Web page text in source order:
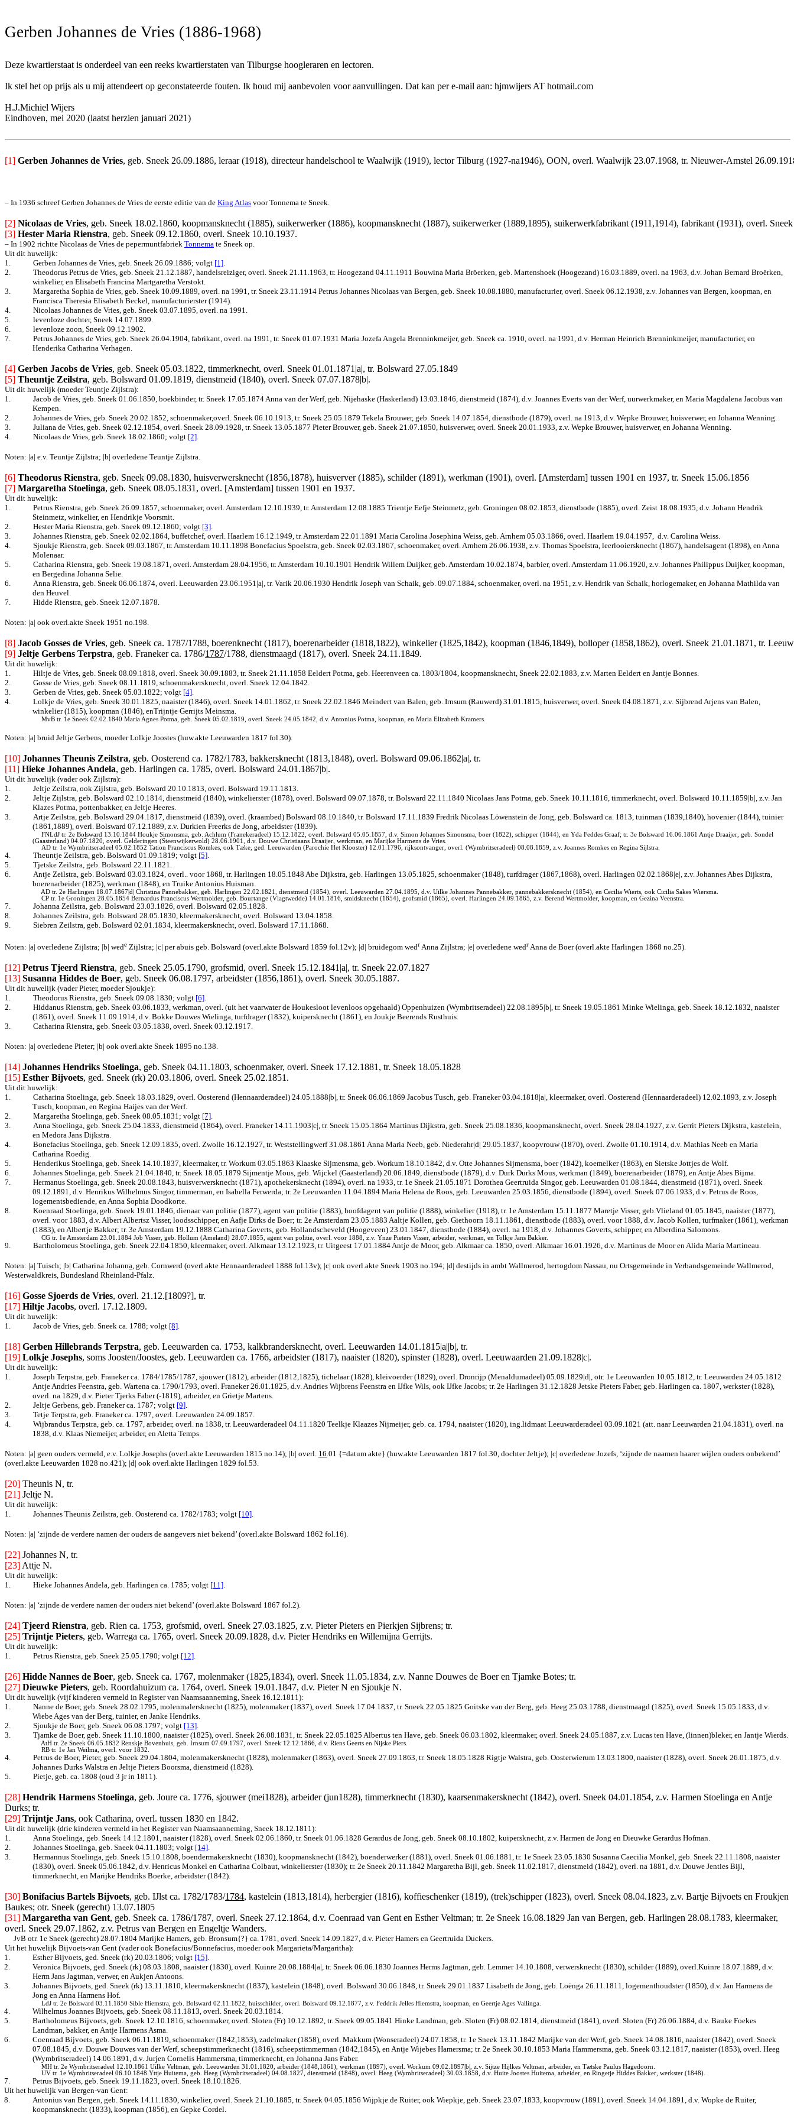
Gerben Johannes de Vries (1886-1968)
Deze kwartierstaat is onderdeel van een reeks kwartierstaten van Tilburgse hoogleraren en lectoren.
Ik stel het op prijs als u mij attendeert op geconstateerde fouten. Ik houd mij aanbevolen voor aanvullingen. Dat kan per e-mail aan: hjmwijers AT hotmail.com
H.J.Michiel Wijers
Eindhoven, mei 2020 (laatst herzien januari 2021)
[1] Gerben Johannes de Vries, geb. Sneek 26.09.1886, leraar (1918), directeur handelschool te Waalwijk (1919), lector Tilburg (1927-na1946), OON, overl. Waalwijk 23.07.1968, tr. Nieuwer-Amstel
– In 1936 schreef Gerben Johannes de Vries de eerste editie van de King Atlas voor Tonnema te Sneek.
[2] Nicolaas de Vries, geb. Sneek 18.02.1860, koopmansknecht (1885), suikerwerker (1886), koopmansknecht (1887), suikerwerker (1889,1895), suikerwerkfabrikant (1911,1914), fabrikant (1931), overl.
[3] Hester Maria Rienstra, geb. Sneek 09.12.1860, overl. Sneek 10.10.1937.
– In 1902 richtte Nicolaas de Vries de pepermuntfabriek Tonnema te Sneek op.
Uit dit huwelijk:
1.
Gerben Johannes de Vries, geb. Sneek 26.09.1886; volgt [1].
2.
Theodorus Petrus de Vries, geb. Sneek 21.12.1887, handelsreiziger, overl. Sneek 21.11.1963, tr. Hoogezand 04.11.1911 Bouwina Maria Bröerken, geb. Martenshoek (Hoogezand) 16.03.1889, overl. na 1963, d.v. Johan Bernard Broërken,
winkelier, en Elisabeth Francina Martgaretha Verstokt.
3.
Margaretha Sophia de Vries, geb. Sneek 10.09.1889, overl. na 1991, tr. Sneek 23.11.1914 Petrus Johannes Nicolaas van Bergen, geb. Sneek 10.08.1880, manufacturier, overl. Sneek 06.12.1938, z.v. Johannes van Bergen, koopman, en
Francisca Theresia Elisabeth Beckel, manufacturierster (1914).
4.
Nicolaas Johannes de Vries, geb. Sneek 03.07.1895, overl. na 1991.
5.
levenloze dochter, Sneek 14.07.1899.
6.
levenloze zoon, Sneek 09.12.1902.
7.
Petrus Johannes de Vries, geb. Sneek 26.04.1904, fabrikant, overl. na 1991, tr. Sneek 01.07.1931 Maria Jozefa Angela Brenninkmeijer, geb. Sneek ca. 1910, overl. na 1991, d.v. Herman Heinrich Brenninkmeijer, manufacturier, en
Henderika Catharina Verhagen.
[4] Gerben Jacobs de Vries, geb. Sneek 05.03.1822, timmerknecht, overl. Sneek 01.01.1871|a|, tr. Bolsward 27.05.1849
[5] Theuntje Zeilstra, geb. Bolsward 01.09.1819, dienstmeid (1840), overl. Sneek 07.07.1878|b|.
Uit dit huwelijk (moeder Teuntje Zijlstra):
1.
Jacob de Vries, geb. Sneek 01.06.1850, boekbinder, tr. Sneek 17.05.1874 Anna van der Werf, geb. Nijehaske (Haskerland) 13.03.1846, dienstmeid (1874), d.v. Joannes Everts van der Werf, uurwerkmaker, en Maria Magdalena Jacobus van
Kempen.
2.
Johannes de Vries, geb. Sneek 20.02.1852, schoenmaker,overl. Sneek 06.10.1913, tr. Sneek 25.05.1879 Tekela Brouwer, geb. Sneek 14.07.1854, dienstbode (1879), overl. na 1913, d.v. Wepke Brouwer, huisverwer, en Johanna Wenning.
3.
Juliana de Vries, geb. Sneek 02.12.1854, overl. Sneek 28.09.1928, tr. Sneek 13.05.1877 Pieter Brouwer, geb. Sneek 21.07.1850, huisverwer, overl. Sneek 20.01.1933, z.v. Wepke Brouwer, huisverwer, en Johanna Wenning.
4.
Nicolaas de Vries, geb. Sneek 18.02.1860; volgt [2].
Noten: |a| e.v. Teuntje Zijlstra; |b| overledene Teuntje Zijlstra.
[6] Theodorus Rienstra, geb. Sneek 09.08.1830, huisverwersknecht (1856,1878), huisverver (1885), schilder (1891), werkman (1901), overl. [Amsterdam] tussen 1901 en 1937, tr. Sneek 15.06.1856
[7] Margaretha Stoelinga, geb. Sneek 08.05.1831, overl. [Amsterdam] tussen 1901 en 1937.
Uit dit huwelijk:
1.
Petrus Rienstra, geb. Sneek 26.09.1857, schoenmaker, overl. Amsterdam 12.10.1939, tr. Amsterdam 12.08.1885 Trientje Eefje Steinmetz, geb. Groningen 08.02.1853, dienstbode (1885), overl. Zeist 18.08.1935, d.v. Johann Hendrik
Steinmetz, winkelier, en Hendrikje Voorsmit.
2.
Hester Maria Rienstra, geb. Sneek 09.12.1860; volgt [3].
3.
Johannes Rienstra, geb. Sneek 02.02.1864, buffetchef, overl. Haarlem 16.12.1949, tr. Amsterdam 22.01.1891 Maria Carolina Josephina Weiss, geb. Arnhem 05.03.1866, overl. Haarlem 19.04.1957, d.v. Carolina Weiss.
4.
Sjoukje Rienstra, geb. Sneek 09.03.1867, tr. Amsterdam 10.11.1898 Bonefacius Spoelstra, geb. Sneek 02.03.1867, schoenmaker, overl. Arnhem 26.06.1938, z.v. Thomas Spoelstra, leerlooiersknecht (1867), handelsagent (1898), en Anna
Molenaar.
5.
Catharina Rienstra, geb. Sneek 19.08.1871, overl. Amsterdam 28.04.1956, tr. Amsterdam 10.10.1901 Hendrik Willem Duijker, geb. Amsterdam 10.02.1874, barbier, overl. Amsterdam 11.06.1920, z.v. Johannes Philippus Duijker, koopman,
en Bergedina Johanna Selie.
6.
Anna Rienstra, geb. Sneek 06.06.1874, overl. Leeuwarden 23.06.1951|a|, tr. Varik 20.06.1930 Hendrik Joseph van Schaik, geb. 09.07.1884, schoenmaker, overl. na 1951, z.v. Hendrik van Schaik, horlogemaker, en Johanna Mathilda van
den Heuvel.
7.
Hidde Rienstra, geb. Sneek 12.07.1878.
Noten: |a| ook overl.akte Sneek 1951 no.198.
[8] Jacob Gosses de Vries, geb. Sneek ca. 1787/1788, boerenknecht (1817), boerenarbeider (1818,1822), winkelier (1825,1842), koopman (1846,1849), bolloper (1858,1862), overl. Sneek 21.01.1871, tr.
[9] Jeltje Gerbens Terpstra, geb. Franeker ca. 1786/1787/1788, dienstmaagd (1817), overl. Sneek 24.11.1849.
Uit dit huwelijk:
1.
Hiltje de Vries, geb. Sneek 08.09.1818, overl. Sneek 30.09.1883, tr. Sneek 21.11.1858 Eeldert Potma, geb. Heerenveen ca. 1803/1804, koopmansknecht, Sneek 22.02.1883, z.v. Marten Eeldert en Jantje Bonnes.
2.
Gosse de Vries, geb. Sneek 08.11.1819, schoenmakersknecht, overl. Sneek 12.04.1842.
3.
Gerben de Vries, geb. Sneek 05.03.1822; volgt [4].
4.
Lolkje de Vries, geb. Sneek 30.01.1825, naaister (1846), overl. Sneek 14.01.1862, tr. Sneek 22.02.1846 Meindert van Balen, geb. Irnsum (Rauwerd) 31.01.1815, huisverwer, overl. Sneek 04.08.1871, z.v. Sijbrend Arjens van Balen,
winkelier (1815), koopman (1846), enTrijntje Gerrijts Meinsma.
MvB tr. 1e Sneek 02.02.1840 Maria Agnes Potma, geb. Sneek 05.02.1819, overl. Sneek 24.05.1842, d.v. Antonius Potma, koopman, en Maria Elizabeth Kramers.
Noten: |a| bruid Jeltje Gerbens, moeder Lolkje Joostes (huw.akte Leeuwarden 1817 fol.30).
[10] Johannes Theunis Zeilstra, geb. Oosterend ca. 1782/1783, bakkersknecht (1813,1848), overl. Bolsward 09.06.1862|a|, tr.
[11] Hieke Johannes Andela, geb. Harlingen ca. 1785, overl. Bolsward 24.01.1867|b|.
Uit dit huwelijk (vader ook Zijlstra):
1.
Jeltje Zeilstra, ook Zijlstra, geb. Bolsward 20.10.1813, overl. Bolsward 19.11.1813.
2.
Jeltje Zijlstra, geb. Bolsward 02.10.1814, dienstmeid (1840), winkelierster (1878), overl. Bolsward 09.07.1878, tr. Bolsward 22.11.1840 Nicolaas Jans Potma, geb. Sneek 10.11.1816, timmerknecht, overl. Bolsward 10.11.1859|b|, z.v. Jan
Klazes Potma, pottenbakker, en Jeltje Heeres.
3.
Artje Zeilstra, geb. Bolsward 29.04.1817, dienstmeid (1839), overl. (kraambed) Bolsward 08.10.1840, tr. Bolsward 17.11.1839 Fredrik Nicolaas Löwenstein de Jong, geb. Bolsward ca. 1813, tuinman (1839,1840), hovenier (1844), tuinier
(1861,1889), overl. Bolsward 07.12.1889, z.v. Durkien Freerks de Jong, arbeidster (1839).
FNLdJ tr. 2e Bolsward 13.10.1844 Houkje Simonsma, geb. Achlum (Franekeradeel) 15.12.1822, overl. Bolsward 05.05.1857, d.v. Simon Johannes Simonsma, boer (1822), schipper (1844), en Yda Feddes Graaf; tr. 3e Bolsward 16.06.1861 Antje Draaijer, geb. Sondel
(Gaasterland) 04.07.1820, overl. Gelderingen (Steenwijkerwold) 28.06.1901, d.v. Douwe Christiaans Draaijer, werkman, en Marijke Harmens de Vries.
AD tr. 1e Wymbritseradeel 05.02.1852 Tation Franciscus Romkes, ook Tæke, ged.Leeuwarden (Parochie Het Klooster) 12.01.1796, rijksontvanger, overl. (Wymbritseradeel) 08.08.1859, z.v. Joannes Romkes en Regina Sijlstra.
4. Theuntje Zeilstra, geb. Bolsward 01.09.1819; volgt [5].
5.
Tjetske Zeilstra, geb. Bolsward 22.11.1821.
6.
Antje Zeilstra, geb. Bolsward 03.03.1824, overl.. voor 1868, tr. Harlingen 18.05.1848 Abe Dijkstra, geb. Harlingen 13.05.1825, schoenmaker (1848), turfdrager (1867,1868), overl. Harlingen 02.02.1868|e|, z.v. Johannes Abes Dijkstra,
boerenarbeider (1825), werkman (1848), en Truike Antonius Huisman.
AD tr. 2e Harlingen 18.07.1867|d| Christina Pannebakker, geb. Harlingen 22.02.1821, dienstmeid (1854), overl. Leeuwarden 27.04.1895, d.v. Uilke Johannes Pannebakker, pannebakkersknecht (1854), en Cecilia Wierts, ook Cicilia Sakes Wiersma.
CP tr. 1e Groningen 28.05.1854 Bernardus Franciscus Wertmolder, geb. Bourtange (Vlagtwedde) 14.01.1816, smidsknecht (1854), grofsmid (1865), overl. Harlingen 24.09.1865, z.v. Berend Wertmolder, koopman, en Gezina Veenstra.
7. Johanna Zeilstra, geb. Bolsward 23.03.1826, overl. Bolsward 02.05.1828.
8.
Johannes Zeilstra, geb. Bolsward 28.05.1830, kleermakersknecht, overl. Bolsward 13.04.1858.
9.
Siebren Zeilstra, geb. Bolsward 02.01.1834, kleermakersknecht, overl. Bolsward 17.11.1868.
Noten: |a| overledene Zijlstra; |b| wede Zijlstra; |c| per abuis geb. Bolsward (overl.akte Bolsward 1859 fol.12v); |d| bruidegom wedrAnna Zijlstra; |e| overledene wedrAnna de Boer (overl.akte Harlingen 1868 no.25).
[12] Petrus Tjeerd Rienstra, geb. Sneek 25.05.1790, grofsmid, overl. Sneek 15.12.1841|a|, tr. Sneek 22.07.1827
[13] Susanna Hiddes de Boer, geb. Sneek 06.08.1797, arbeidster (1856,1861), overl. Sneek 30.05.1887.
Uit dit huwelijk (vader Pieter, moeder Sjoukje):
1.
Theodorus Rienstra, geb. Sneek 09.08.1830; volgt [6].
2.
Hiddanus Rienstra, geb. Sneek 03.06.1833, werkman, overl. (uit het vaarwater de Houkesloot levenloos opgehaald) Oppenhuizen (Wymbritseradeel) 22.08.1895|b|, tr. Sneek 19.05.1861 Minke Wielinga, geb. Sneek 18.12.1832, naaister
(1861), overl. Sneek 11.09.1914, d.v. Bokke Douwes Wielinga, turfdrager (1832), kuipersknecht (1861), en Joukje Beerends Rusthuis.
3.
Catharina Rienstra, geb. Sneek 03.05.1838, overl. Sneek 03.12.1917.
Noten: |a| overledene Pieter; |b| ook overl.akte Sneek 1895 no.138.
[14] Johannes Hendriks Stoelinga, geb. Sneek 04.11.1803, schoenmaker, overl. Sneek 17.12.1881, tr. Sneek 18.05.1828
[15] Esther Bijvoets, ged. Sneek (rk) 20.03.1806, overl. Sneek 25.02.1851.
Uit dit huwelijk:
1.
Catharina Stoelinga, geb. Sneek 18.03.1829, overl. Oosterend (Hennaarderadeel) 24.05.1888|b|, tr. Sneek 06.06.1869 Jacobus Tusch, geb. Franeker 03.04.1818|a|, kleermaker, overl. Oosterend (Hennaarderadeel) 12.02.1893, z.v. Joseph
Tusch, koopman, en Regina Haijes van der Werf.
2.
Margaretha Stoelinga, geb. Sneek 08.05.1831; volgt [7].
3.
Anna Stoelinga, geb. Sneek 25.04.1833, dienstmeid (1864), overl. Franeker 14.11.1903|c|, tr. Sneek 15.05.1864 Martinus Dijkstra, geb. Sneek 25.08.1836, koopmansknecht, overl. Sneek 28.04.1927, z.v. Gerrit Pieters Dijkstra, kastelein,
en Medora Jans Dijkstra.
4.
Bonefacius Stoelinga, geb. Sneek 12.09.1835, overl. Zwolle 16.12.1927, tr. Weststellingwerf 31.08.1861 Anna Maria Neeb, geb. Niederahr|d| 29.05.1837, koopvrouw (1870), overl. Zwolle 01.10.1914, d.v. Mathias Neeb en Maria
Catharina Roedig.
5.
Henderikus Stoelinga, geb. Sneek 14.10.1837, kleermaker, tr. Workum 03.05.1863 Klaaske Sijmensma, geb. Workum 18.10.1842, d.v. Otte Johannes Sijmensma, boer (1842), koemelker (1863), en Sietske Jottjes de Wolf.
6.
Johannes Stoelinga, geb. Sneek 21.04.1840, tr. Sneek 18.05.1879 Sijmentje Mous, geb. Wijckel (Gaasterland) 20.06.1849, dienstbode (1879), d.v. Durk Durks Mous, werkman (1849), boerenarbeider (1879), en Antje Abes Bijma.
7.
Hermanus Stoelinga, geb. Sneek 20.08.1843, huisverwersknecht (1871), apothekersknecht (1894), overl. na 1933, tr. 1e Sneek 21.05.1871 Dorothea Geertruida Singor, geb. Leeuwarden 01.08.1844, dienstmeid (1871), overl. Sneek
09.12.1891, d.v. Henrikus Wilhelmus Singor, timmerman, en Isabella Ferwerda; tr. 2e Leeuwarden 11.04.1894 Maria Helena de Roos, geb. Leeuwarden 25.03.1856, dienstbode (1894), overl. Sneek 07.06.1933, d.v. Petrus de Roos,
logementsbediende, en Anna Sophia Doodkorte.
8.
Koenraad Stoelinga, geb. Sneek 19.01.1846, dienaar van politie (1877), agent van politie (1883), hoofdagent van politie (1888), winkelier (1918), tr. 1e Amsterdam 15.11.1877 Maretje Visser, geb.Vlieland 01.05.1845, naaister (1877),
overl. voor 1883, d.v. Albert Albertsz Visser, loodsschipper, en Aafje Dirks de Boer; tr. 2e Amsterdam 23.05.1883 Aaltje Kollen, geb. Giethoorn 18.11.1861, dienstbode (1883), overl. voor 1888, d.v. Jacob Kollen, turfmaker (1861), werkman
(1883), en Albertje Bakker; tr. 3e Amsterdam 19.12.1888 Catharina Goverts, geb. Hollandscheveld (Hoogeveen) 23.01.1847, dienstbode (1884), overl. na 1918, d.v. Johannes Goverts, schipper, en Alberdina Salomons.
CG tr. 1e Amsterdam 23.01.1884 Job Visser, geb. Hollum (Ameland) 28.07.1855, agent van politie, overl. voor 1888, z.v. Ynze Pieters Visser, arbeider, werkman, en Tolkje Jans Bakker.
9. Bartholomeus Stoelinga, geb. Sneek 22.04.1850, kleermaker, overl. Alkmaar 13.12.1923, tr. Uitgeest 17.01.1884 Antje de Moor, geb. Alkmaar ca. 1850, overl. Alkmaar 16.01.1926, d.v. Martinus de Moor en Alida Maria Martineau.
Noten: |a| Tuisch; |b| Catharina Johanna, geb. Cornwerd (overl.akte Hennaarderadeel 1888 fol.13v); |c| ook overl.akte Sneek 1903 no.194; |d| destijds in ambt Wallmerod, hertogdom Nassau, nu Ortsgemeinde in Verbandsgemeinde Wallmerod,
Westerwaldkreis, Bundesland Rheinland-Pfalz.
[16] Gosse Sjoerds de Vries, overl. 21.12.[1809?], tr.
[17] Hiltje Jacobs, overl. 17.12.1809.
Uit dit huwelijk:
1.
Jacob de Vries, geb. Sneek ca. 1788; volgt [8].
[18] Gerben Hillebrands Terpstra, geb. Leeuwarden ca. 1753, kalkbrandersknecht, overl. Leeuwarden 14.01.1815|a||b|, tr.
[19] Lolkje Josephs, soms Joosten/Joostes, geb. Leeuwarden ca. 1766, arbeidster (1817), naaister (1820), spinster (1828), overl. Leeuwaarden 21.09.1828|c|.
Uit dit huwelijk:
1.
Joseph Terpstra, geb. Franeker ca. 1784/1785/1787, sjouwer (1812), arbeider (1812,1825), tichelaar (1828), kleivoerder (1829), overl. Dronrijp (Menaldumadeel) 05.09.1829|d|, otr. 1e Leeuwarden 10.05.1812, tr. Leeuwarden 24.05.1812
Antje Andries Feenstra, geb. Wartena ca. 1790/1793, overl. Franeker 26.01.1825, d.v. Andries Wijbrens Feenstra en IJfke Wils, ook IJfke Jacobs; tr. 2e Harlingen 31.12.1828 Jetske Pieters Faber, geb. Harlingen ca. 1807, werkster (1828),
overl. na 1829, d.v. Pieter Tjerks Faber (-1819), arbeider, en Grietje Martens.
2.
Jeltje Gerbens, geb. Franeker ca. 1787; volgt [9].
3.
Tetje Terpstra, geb. Franeker ca. 1797, overl. Leeuwarden 24.09.1857.
4.
Wijbrandus Terpstra, geb. ca. 1797, arbeider, overl. na 1838, tr. Leeuwarderadeel 04.11.1820 Teelkje Klaazes Nijmeijer, geb. ca. 1794, naaister (1820), ing.lidmaat Leeuwarderadeel 03.09.1821 (att. naar Leeuwarden 21.04.1831), overl. na
1838, d.v. Klaas Niemeijer, arbeider, en Aletta Temps.
Noten: |a| geen ouders vermeld, e.v. Lolkje Josephs (overl.akte Leeuwarden 1815 no.14); |b| overl. 16.01 {=datum akte} (huw.akte Leeuwarden 1817 fol.30, dochter Jeltje); |c| overledene Jozefs, ‘zijnde de naamen haarer wijlen ouders onbekend’
(overl.akte Leeuwarden 1828 no.421); |d| ook overl.akte Harlingen 1829 fol.53.
[20] Theunis N, tr.
[21] Jeltje N.
Uit dit huwelijk:
1.
Johannes Theunis Zeilstra, geb. Oosterend ca. 1782/1783; volgt [10].
Noten: |a| ‘zijnde de verdere namen der ouders de aangevers niet bekend’ (overl.akte Bolsward 1862 fol.16).
[22] Johannes N, tr.
[23]Attje N.
Uit dit huwelijk:
1.
Hieke Johannes Andela, geb. Harlingen ca. 1785; volgt [11].
Noten: |a| ‘zijnde de verdere namen der ouders niet bekend’ (overl.akte Bolsward 1867 fol.2).
[24] Tjeerd Rienstra, geb. Rien ca. 1753, grofsmid, overl. Sneek 27.03.1825, z.v. Pieter Pieters en Pierkjen Sijbrens; tr.
[25] Trijntje Pieters, geb. Warrega ca. 1765, overl. Sneek 20.09.1828, d.v. Pieter Hendriks en Willemijna Gerrijts.
Uit dit huwelijk:
1.
Petrus Rienstra, geb. Sneek 25.05.1790; volgt [12].
[26] Hidde Nannes de Boer, geb. Sneek ca. 1767, molenmaker (1825,1834), overl. Sneek 11.05.1834, z.v. Nanne Douwes de Boer en Tjamke Botes; tr.
[27] Dieuwke Pieters, geb. Roordahuizum ca. 1764, overl. Sneek 19.01.1847, d.v. Pieter N en Sjoukje N.
Uit dit huwelijk (vijf kinderen vermeld in Register van Naamsaanneming, Sneek 16.12.1811):
1.
Nanne de Boer, geb. Sneek 28.02.1795, molenmalersknecht (1825), molenmaker (1837), overl. Sneek 17.04.1837, tr. Sneek 22.05.1825 Goitske van der Berg, geb. Heeg 25.03.1788, dienstmaagd (1825), overl. Sneek 15.05.1833, d.v.
Wiebe Ages van der Berg, tuinier, en Janke Hendriks.
2.
Sjoukje de Boer, geb. Sneek 06.08.1797; volgt [13].
3.
Tjamke de Boer, geb. Sneek 11.10.1800, naaister (1825), overl. Sneek 26.08.1831, tr. Sneek 22.05.1825 Albertus ten Have, geb. Sneek 06.03.1802, kleermaker, overl. Sneek 24.05.1887, z.v. Lucas ten Have, (linnen)bleker, en Jantje Wierds.
AtH tr. 2e Sneek 06.05.1832 Renskje Bovenhuis, geb. Irnsum 07.09.1797, overl. Sneek 12.12.1866, d.v. Riens Geerts en Nijske Piers.
RB tr. 1e Jan Weilma, overl. voor 1832.
4.
Petrus de Boer, Pieter, geb. Sneek 29.04.1804, molenmakersknecht (1828), molenmaker (1863), overl. Sneek 27.09.1863, tr. Sneek 18.05.1828 Rigtje Walstra, geb. Oosterwierum 13.03.1800, naaister (1828), overl. Sneek 26.01.1875, d.v.
Johannes Durks Walstra en Jeltje Pieters Boorsma, dienstmeid (1828).
5.
Pietje, geb. ca. 1808 (oud 3 jr in 1811).
[28] Hendrik Harmens Stoelinga, geb. Joure ca. 1776, sjouwer (mei1828), arbeider (jun1828), timmerknecht (1830), kaarsenmakersknecht (1842), overl. Sneek 04.01.1854, z.v. Harmen Stoelinga en Antje
Durks; tr.
[29] Trijntje Jans, ook Catharina, overl. tussen 1830 en 1842.
Uit dit huwelijk (drie kinderen vermeld in het Register van Naamsaanneming, Sneek 18.12.1811):
1.
Anna Stoelinga, geb. Sneek 14.12.1801, naaister (1828), overl. Sneek 02.06.1860, tr. Sneek 01.06.1828 Gerardus de Jong, geb. Sneek 08.10.1802, kuipersknecht, z.v. Harmen de Jong en Dieuwke Gerardus Hofman.
2.
Johannes Stoelinga, geb. Sneek 04.11.1803; volgt [14].
3.
Hermannus Stoelinga, geb. Sneek 15.10.1808, boendermakersknecht (1830), koopmansknecht (1842), boenderwerker (1881), overl. Sneek 01.06.1881, tr. 1e Sneek 23.05.1830 Susanna Caecilia Monkel, geb. Sneek 22.11.1808, naaister
(1830), overl. Sneek 05.06.1842, d.v. Henricus Monkel en Catharina Colbaut, winkelierster (1830); tr. 2e Sneek 20.11.1842 Margaretha Bijl, geb. Sneek 11.02.1817, dienstmeid (1842), overl. na 1881, d.v. Douwe Jenties Bijl,
timmerknecht, en Marijke Hendriks Boerke, arbeidster (1842).
[30] Bonifacius Bartels Bijvoets, geb. IJlst ca. 1782/1783/1784, kastelein (1813,1814), herbergier (1816), koffieschenker (1819), (trek)schipper (1823), overl. Sneek 08.04.1823, z.v. Bartje Bijvoets en Froukjen
Baukes; otr. Sneek (gerecht) 13.07.1805
[31] Margaretha van Gent, geb. Sneek ca. 1786/1787, overl. Sneek 27.12.1864, d.v. Coenraad van Gent en Esther Veltman; tr. 2e Sneek 16.08.1829 Jan van Bergen, geb. Harlingen 28.08.1783, kleermaker,
overl. Sneek 29.07.1862, z.v. Petrus van Bergen en Engeltje Wanders.
JvB otr. 1e Sneek (gerecht) 28.07.1804 Marijke Hamers, geb. Bronsum{?} ca. 1781, overl. Sneek 14.09.1827, d.v. Pieter Hamers en Geertruida Duckers.
Uit het huwelijk Bijvoets-van Gent (vader ook Bonefacius/Bonnefacius, moeder ook Margarieta/Margaritha):
1.
Esther Bijvoets, ged. Sneek (rk) 20.03.1806; volgt [15].
2.
Veronica Bijvoets, ged. Sneek (rk) 08.03.1808, naaister (1830), overl. Kuinre 20.08.1884|a|, tr. Sneek 06.06.1830 Joannes Herms Jagtman, geb. Lemmer 14.10.1808, verwersknecht (1830), schilder (1889), overl.Kuinre 18.07.1889, d.v.
Herm Jans Jagtman, verwer, en Aukjen Antoons.
3.
Johannes Bijvoets, ged. Sneek (rk) 13.11.1810, kleermakersknecht (1837), kastelein (1848), overl. Bolsward 30.06.1848, tr. Sneek 29.01.1837 Lisabeth de Jong, geb. Loënga 26.11.1811, logementhoudster (1850), d.v. Jan Harmens de
Jong en Anna Harmens Hof.
LdJ tr. 2e Bolsward 03.11.1850 Sible Hiemstra, geb. Bolsward 02.11.1822, huisschilder, overl. Bolsward 09.12.1877, z.v. Feddrik Jelles Hiemstra, koopman, en Geertje Ages Vallinga.
4.
Wilhelmus Joannes Bijvoets, geb. Sneek 08.11.1813, overl. Sneek 20.03.1814.
5.
Bartholomeus Bijvoets, geb. Sneek 12.10.1816, schoenmaker, overl. Sloten (Fr) 10.12.1892, tr. Sneek 09.05.1841 Hinke Landman, geb. Sloten (Fr) 08.02.1814, dienstmeid (1841), overl. Sloten (Fr) 26.06.1884, d.v. Bauke Foekes
Landman, bakker, en Antje Harmens Asma.
6.
Coenraad Bijvoets, geb. Sneek 06.11.1819, schoenmaker (1842,1853), zadelmaker (1858), overl. Makkum (Wonseradeel) 24.07.1858, tr. 1e Sneek 13.11.1842 Marijke van der Werf, geb. Sneek 14.08.1816, naaister (1842), overl. Sneek
07.08.1845, d.v. Douwe Douwes van der Werf, scheepstimmerknecht (1816), scheepstimmerman (1842,1845), en Antje Wijebes Hamersma; tr. 2e Sneek 30.10.1853 Maria Hammersma, geb. Sneek 03.12.1817, naaister (1853), overl. Heeg
(Wymbritseradeel) 14.06.1891, d.v. Jurjen Cornelis Hammersma, timmerknecht, en Johanna Jans Faber.
MH tr. 2e Wymbritseradeel 12.10.1861 Uilke Veltman, geb. Leeuwarden 31.01.1820, arbeider (1848,1861), werkman (1897), overl. Workum 09.02.1897|b|, z.v. Sijtze Hijlkes Veltman, arbeider, en Tætske Paulus Hagedoorn.
UV tr. 1e Wymbritseradeel 06.10.1848 Yttje Huitema, geb. Heeg (Wymbritseradeel) 04.08.1827, dienstmeid (1848), overl. Heeg (Wymbritseradeel) 30.03.1858, d.v. Huite Joostes Huitema, arbeider, en Ringetje Hiddes Bakker, werkster (1848).
7.
Petrus Bijvoets, geb. Sneek 19.11.1823, overl. Sneek 18.10.1826.
Uit het huwelijk van Bergen-van Gent:
8.
Antonius van Bergen, geb. Sneek 14.11.1830, winkelier, overl. Sneek 21.10.1885, tr. Sneek 04.05.1856 Wijpkje de Ruiter, ook Wiepkje, geb. Sneek 23.07.1833, koopvrouw (1891), overl. Sneek 14.04.1891, d.v. Wopke de Ruiter,
koopmansknecht (1833), koopman (1856), en Gepke Cordel.